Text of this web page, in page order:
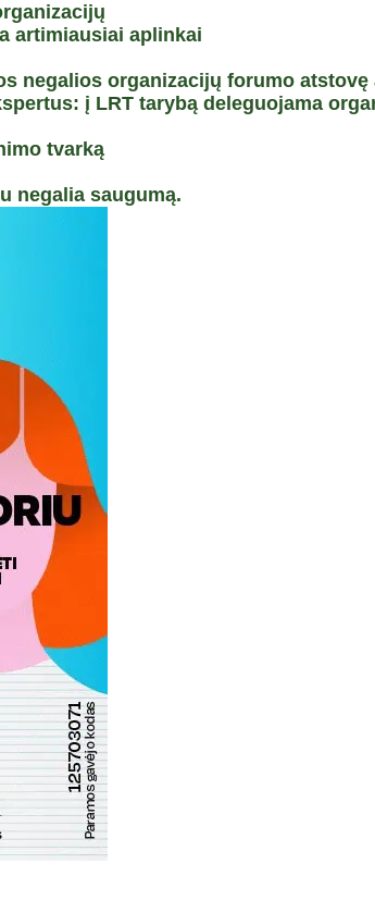
artimiausiai aplinkai
negalios organizacijų forumo atstovę
į LRT tarybą deleguojama
tvarką
negalia saugumą.